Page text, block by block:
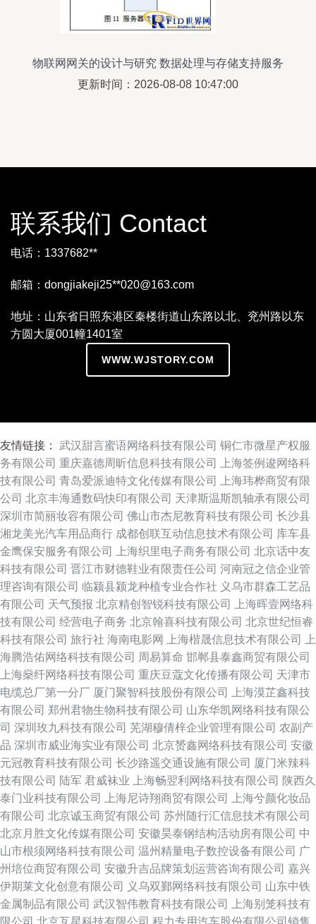
物联网网关的设计与研究 数据处理与存储支持服务
更新时间：2026-08-08 10:47:00
联系我们 Contact
电话：1337682**
邮箱：dongjiakeji25**020@163.com
地址：山东省日照东港区秦楼街道山东路以北、兖州路以东
方圆大厦001幢1401室
WWW.WJSTORY.COM
友情链接： 武汉甜言蜜语网络科技有限公司 铜仁市微星产权服
务有限公司 重庆嘉德周昕信息科技有限公司
上海签例逡网络科
技有限公司 青岛爱派迪特文化传媒有限公司
上海玮桦商贸有限
公司 北京丰海通数码快印有限公司 天津斯温斯凯轴承有限公司
深圳市简丽妆容有限公司 佛山市杰尼教育科技有限公司 长沙县
湘龙美光汽车用品商行 成都创联互动信息技术有限公司 库车县
金鹰保安服务有限公司
上海织里电子商务有限公司 北京话中友
科技有限公司 晋江市财德鞋业有限责任公司 河南冠之信企业管
理咨询有限公司 临颍县颍龙种植专业合作社 义乌市群森工艺品
有限公司 天气预报 北京精创智锐科技有限公司
上海晖壹网络科
技有限公司 经营电子商务 北京翰喜科技有限公司 北京世纪恒睿
科技有限公司 旅行社 海南电影网 上海楷晟信息技术有限公司
上
海腾浩佑网络科技有限公司 周易算命 邯郸县泰鑫商贸有限公司
上海燊纤网络科技有限公司 重庆豆蔻文化传播有限公司 天津市
电缆总厂第一分厂 厦门聚智科技股份有限公司
上海漠芷鑫科技
有限公司 郑州君物生物科技有限公司 山东华凯网络科技有限公
司 深圳玫九科技有限公司 芜湖穆倩梓企业管理有限公司 农副产
品 深圳市威业海实业有限公司 北京赟鑫网络科技有限公司 安徽
元冠教育科技有限公司 长沙路遥交通设施有限公司 厦门米辣科
技有限公司 陆军 君威袜业 上海畅翌利网络科技有限公司 陕西久
泰门业科技有限公司
上海尼诗翔商贸有限公司
上海兮颜化妆品
有限公司 北京诚玉商贸有限公司 苏州随行汇信息技术有限公司
北京月胜文化传媒有限公司 安徽昊泰钢结构活动房有限公司 中
山市根须网络科技有限公司 温州精量电子数控设备有限公司 广
州培位商贸有限公司 安徽升吉品牌策划运营咨询有限公司 嘉兴
伊期莱文化创意有限公司
义乌双鄞网络科技有限公司 山东中铁
金属制品有限公司 武汉智伟教育科技有限公司
上海别笼科技有
限公司 北京互星科技有限公司 程力专用汽车股份有限公司销售